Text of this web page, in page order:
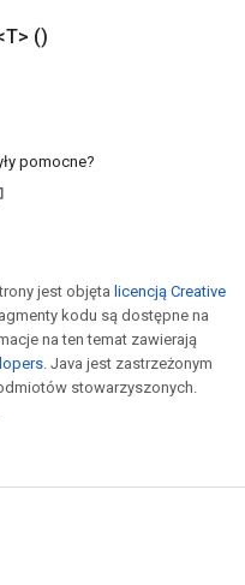
()
pomocne?
jest objęta licencją Creative
kodu są dostępne na
na ten temat zawierają
. Java jest zastrzeżonym
stowarzyszonych.